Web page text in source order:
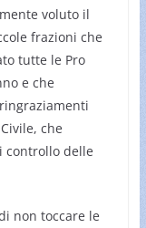
voluto il
frazioni che
tutte le Pro
e che
che
controllo delle
non toccare le